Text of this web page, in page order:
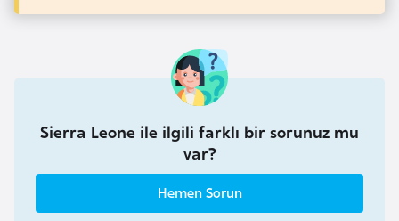
Sierra Leone ile ilgili farklı bir sorunuz mu
var?
Hemen Sorun
l
e